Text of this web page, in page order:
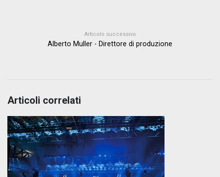
Articolo successivo
Alberto Muller - Direttore di produzione
Articoli correlati